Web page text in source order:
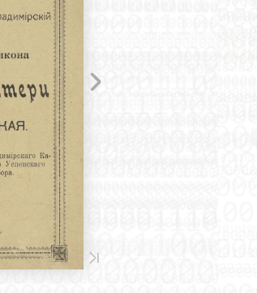
Уроженцы и